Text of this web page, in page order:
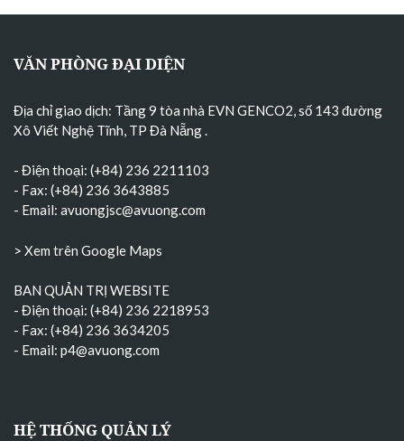
VĂN PHÒNG ĐẠI DIỆN
Địa chỉ giao dịch: Tầng 9 tòa nhà EVN GENCO2, số 143 đường
Xô Viết Nghệ Tĩnh, TP Đà Nẵng
- Điện thoại: (+84) 236 2211103
- Fax: (+84) 236 3643885
- Email: avuongjsc@avuong.com
> Xem trên Google Maps
BAN QUẢN TRỊ WEBSITE
- Điện thoại: (+84) 236 2218953
- Fax: (+84) 236 3634205
- Email: p4@avuong.com
HỆ THỐNG QUẢN LÝ